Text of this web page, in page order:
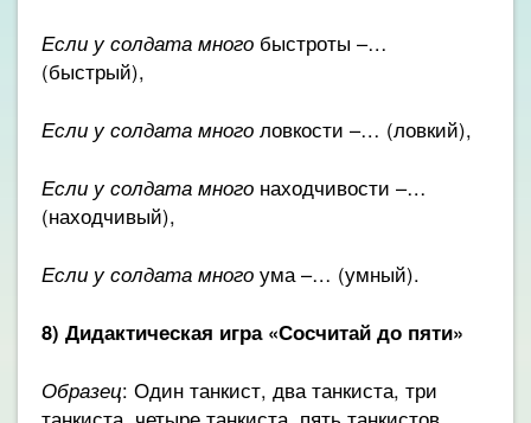
Если у солдата много быстроты –…
(быстрый),
Если у солдата много ловкости –… (ловкий),
Если у солдата много находчивости –…
(находчивый),
Если у солдата много ума –… (умный).
8) Дидактическая игра «Сосчитай до пяти»
Образец: Один танкист, два танкиста, три